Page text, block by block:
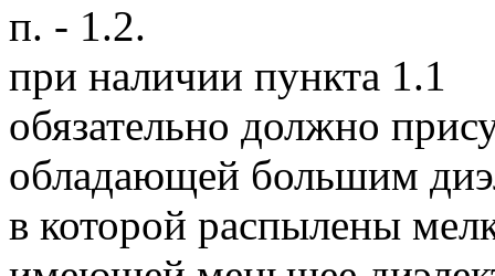
п. - 1.2.
при наличии пункта 1.1
обязательно должно
обладающей большим
в которой распылены